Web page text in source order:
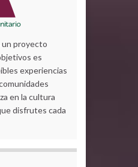
un proyecto
es
experiencias
en la cultura
disfrutes cada